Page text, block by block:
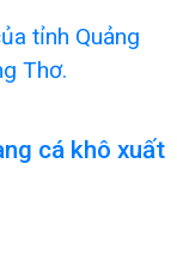
cá khô xuất